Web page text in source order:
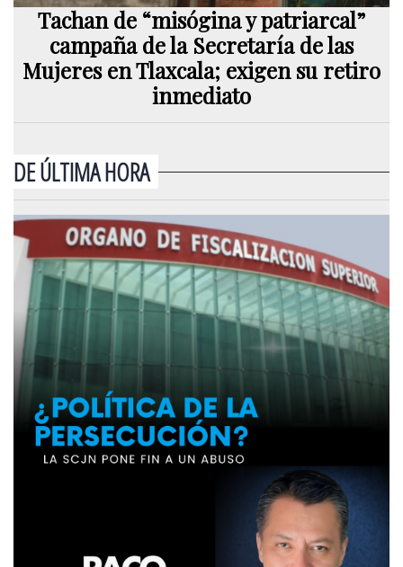
Tachan de “misógina y patriarcal”
campaña de la Secretaría de las
Mujeres en Tlaxcala; exigen su retiro
inmediato
DE ÚLTIMA HORA